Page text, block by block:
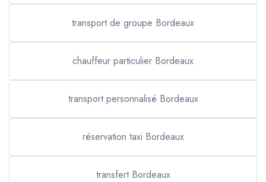
transport de groupe Bordeaux
chauffeur particulier Bordeaux
transport personnalisé Bordeaux
réservation taxi Bordeaux
transfert Bordeaux